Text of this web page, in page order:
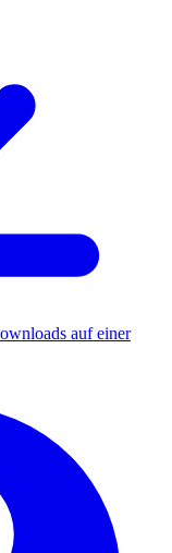
auf einer